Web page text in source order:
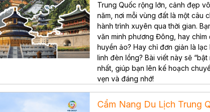
Trung Quốc rộng lớn, cảnh đẹp
năm, nơi mỗi vùng đất là một câu
hành trình xuyên qua thời gian.
văn minh phương Đông, hay chìm
huyền ảo? Hay chỉ đơn giản là
linh đèn lồng? Bài viết này sẽ
nhất, giúp bạn lên kế hoạch
vẹn và đáng nhớ!
Cẩm Nang Du Lịch Trung